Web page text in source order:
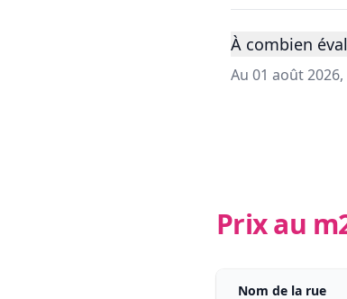
À combien
Au 01 août
Prix au
Nom de la rue